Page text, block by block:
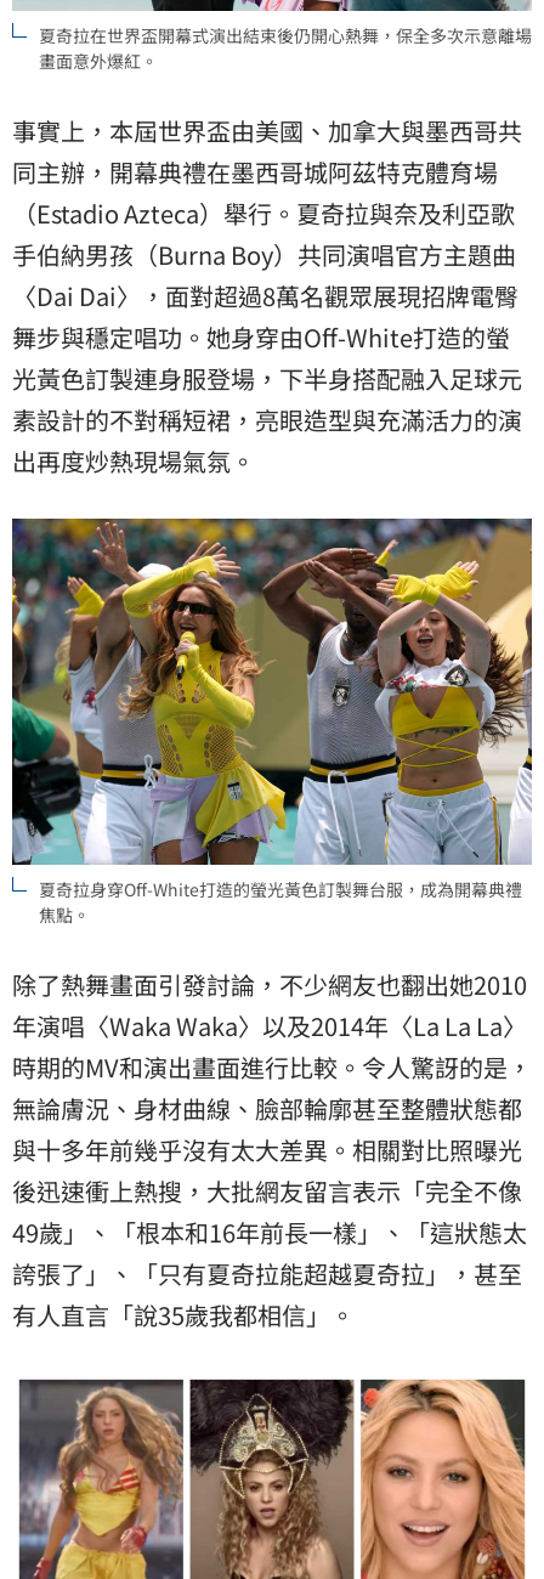
夏奇拉在世界盃開幕式演出結束後仍開心熱舞，保全多次示意離場
畫面意外爆紅。
事實上，本屆世界盃由美國、加拿大與墨西哥共
同主辦，開幕典禮在墨西哥城阿茲特克體育場
（Estadio Azteca）舉行。夏奇拉與奈及利亞歌
手伯納男孩（Burna Boy）共同演唱官方主題曲
〈Dai Dai〉，面對超過8萬名觀眾展現招牌電臀
舞步與穩定唱功。她身穿由Off-White打造的螢
光黃色訂製連身服登場，下半身搭配融入足球元
素設計的不對稱短裙，亮眼造型與充滿活力的演
出再度炒熱現場氣氛。
夏奇拉身穿Off-White打造的螢光黃色訂製舞台服，成為開幕典禮
焦點。
除了熱舞畫面引發討論，不少網友也翻出她2010
年演唱〈Waka Waka〉以及2014年〈La La La〉
時期的MV和演出畫面進行比較。令人驚訝的是，
無論膚況、身材曲線、臉部輪廓甚至整體狀態都
與十多年前幾乎沒有太大差異。相關對比照曝光
後迅速衝上熱搜，大批網友留言表示「完全不像
49歲」、「根本和16年前長一樣」、「這狀態太
誇張了」、「只有夏奇拉能超越夏奇拉」，甚至
有人直言「說35歲我都相信」。